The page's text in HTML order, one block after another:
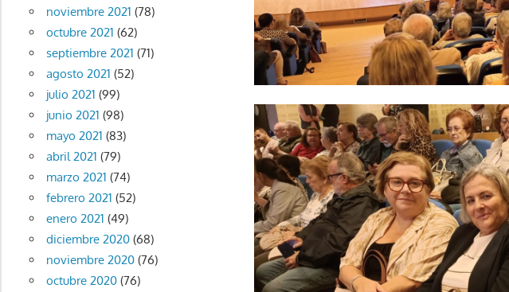
noviembre 2021 (78)
octubre 2021 (62)
septiembre 2021 (71)
agosto 2021 (52)
julio 2021 (99)
junio 2021 (98)
mayo 2021 (83)
abril 2021 (79)
marzo 2021 (74)
febrero 2021 (52)
enero 2021 (49)
diciembre 2020(68)
noviembre 2020(76)
octubre 2020(76)